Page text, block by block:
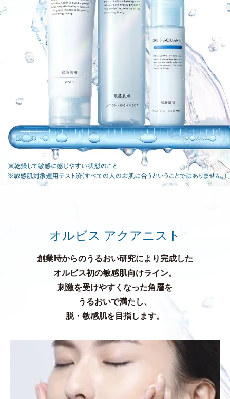
オルビス アクアニスト
創業時からのうるおい研究により完成した
オルビス初の敏感肌向けライン。
刺激を受けやすくなった角層を
うるおいで満たし、
脱・敏感肌を目指します。